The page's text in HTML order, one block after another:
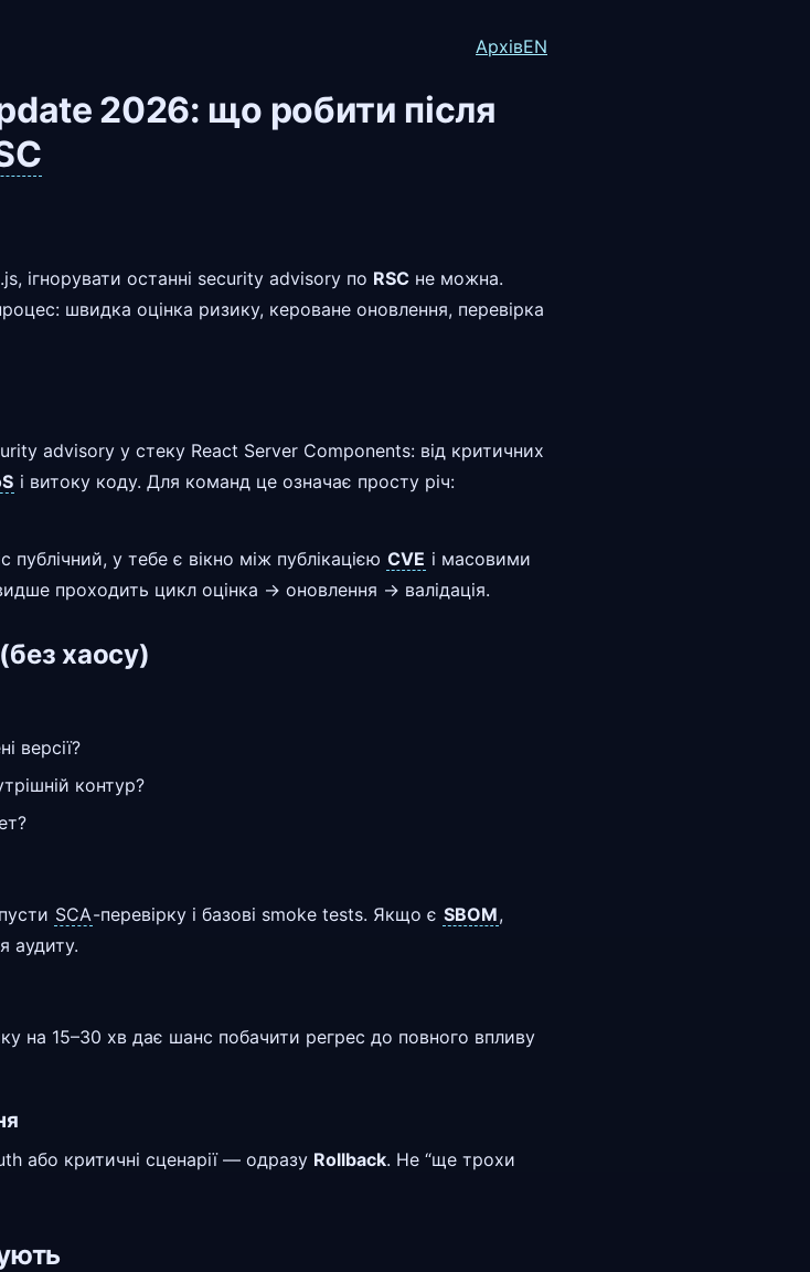
АрхівEN
2026: що робити після
ігнорувати останні security advisory по RSC не можна.
швидка оцінка ризику, кероване оновлення, перевірка
advisory у стеку React Server Components: від критичних
і витоку коду. Для команд це означає просту річ:
у тебе є вікно між публікацією CVE і масовими
проходить цикл оцінка → оновлення → валідація.
хаосу)
версії?
контур?
SCA-перевірку і базові smoke tests. Якщо є SBOM,
аудиту.
на 15–30 хв дає шанс побачити регрес до повного впливу
або критичні сценарії — одразу Rollback. Не “ще трохи